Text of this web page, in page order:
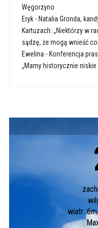
Węgorzyno
Eryk- Natalia Gronda,
Kartuzach: „Niektórzy w
sądzę, że mogą wnieść
Ewelina - Konferencja
„Mamy historycznie niskie
wiatr: